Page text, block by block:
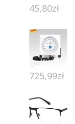
45,80zł
725,99zł